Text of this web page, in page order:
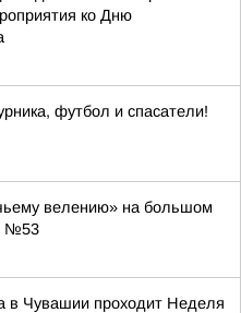
ко Дню
футбол и спасатели!
велению» на большом
№53
в Чувашии проходит Неделя